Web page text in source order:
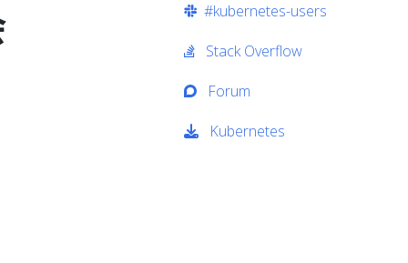
#kubernetes-users
Stack Overflow
Forum
Kubernetes